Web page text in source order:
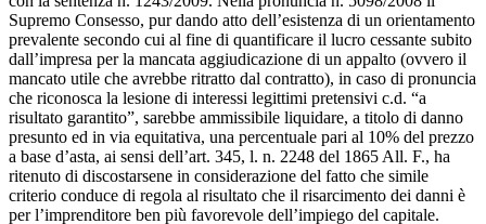
Supremo Consesso, pur dando atto dell’esistenza di un orientamento
prevalente secondo cui al fine di quantificare il lucro cessante subito
dall’impresa per la mancata aggiudicazione di un appalto (ovvero il
mancato utile che avrebbe ritratto dal contratto), in caso di pronuncia
che riconosca la lesione di interessi legittimi pretensivi c.d. “a
risultato garantito”, sarebbe ammissibile liquidare, a titolo di danno
presunto ed in via equitativa, una percentuale pari al 10% del prezzo
a base d’asta, ai sensi dell’art. 345, l. n. 2248 del 1865 All. F., ha
ritenuto di discostarsene in considerazione del fatto che simile
criterio conduce di regola al risultato che il risarcimento dei danni è
per l’imprenditore ben più favorevole dell’impiego del capitale.